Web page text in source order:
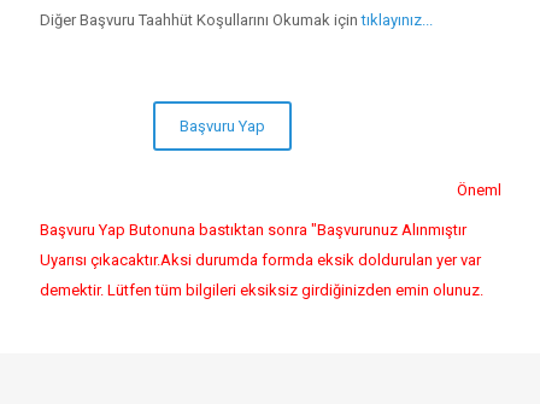
Diğer Başvuru Taahhüt Koşullarını Okumak içintıklayınız...
Önemli Uyarı
Başvuru Yap Butonuna bastıktan sonra "Başvurunuz Alınmıştır
Uyarısı çıkacaktır.Aksi durumda formda eksik doldurulan yer var
demektir. Lütfen tüm bilgileri eksiksiz girdiğinizden emin olunuz.